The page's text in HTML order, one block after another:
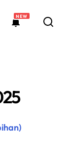
NEW